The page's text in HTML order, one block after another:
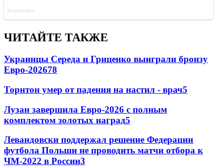
ЧИТАЙТЕ ТАКЖЕ
Украинцы Середа и Гриценко выиграли бронзу
Евро-202678
Торнтон умер от падения на настил - врач5
Лузан завершила Евро-2026 с полным
комплектом золотых наград5
Левандовски поддержал решение Федерации
футбола Польши не проводить матчи отбора к
ЧМ-2022 в России3